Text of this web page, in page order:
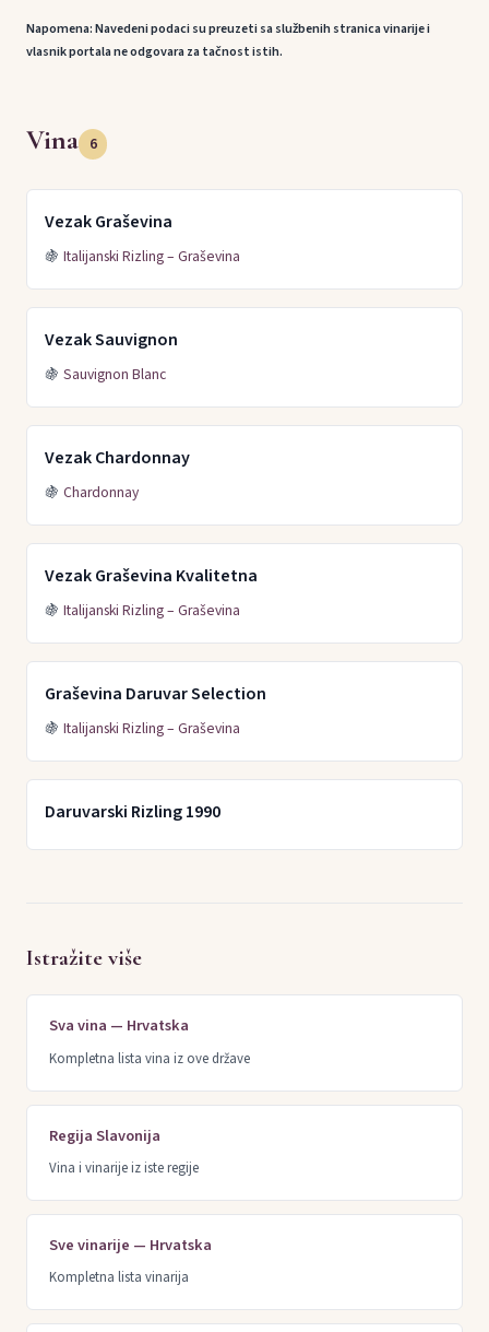
Napomena: Navedeni podaci su preuzeti sa službenih stranica vinarije i
vlasnik portala ne odgovara za tačnost istih.
Vina 6
Vezak Graševina
🍇 Italijanski Rizling – Graševina
Vezak Sauvignon
🍇 Sauvignon Blanc
Vezak Chardonnay
🍇 Chardonnay
Vezak Graševina Kvalitetna
🍇 Italijanski Rizling – Graševina
Graševina Daruvar Selection
🍇 Italijanski Rizling – Graševina
Daruvarski Rizling 1990
Istražite više
Sva vina — Hrvatska
Kompletna lista vina iz ove države
Regija Slavonija
Vina i vinarije iz iste regije
Sve vinarije — Hrvatska
Kompletna lista vinarija